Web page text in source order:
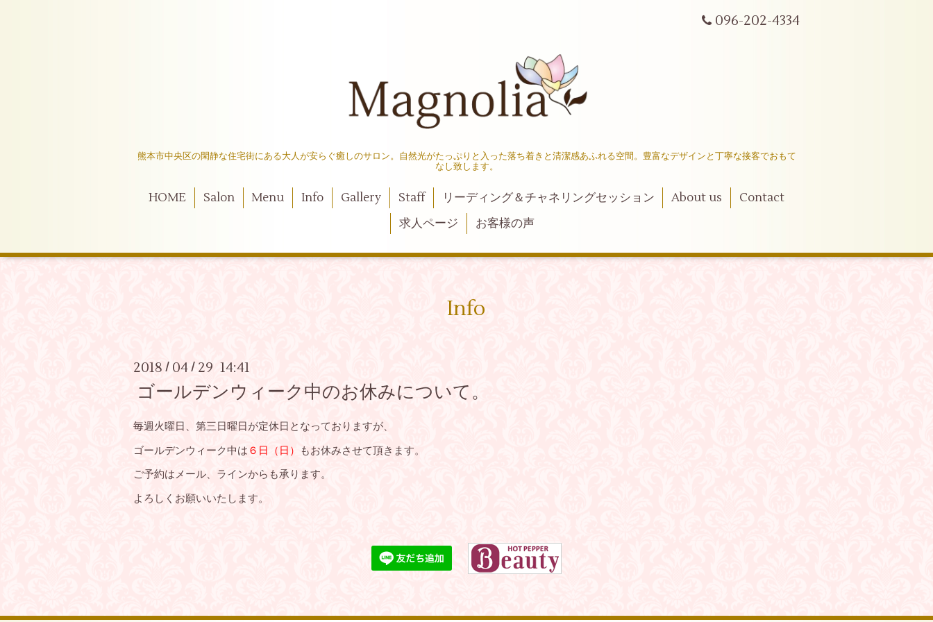
096-202-4334
熊本市中央区の閑静な住宅街にある大人が安らぐ癒しのサロン。自然光がたっぷりと入った落ち着きと清潔感あふれる空間。豊富なデザインと丁寧な接客でおもて
なし致します。
HOME Salon Menu Info Gallery Staff リーディング＆チャネリングセッション About us
Contact
求人ページ
お客様の声
Info
2018 / 04 / 29 14:41
ゴールデンウィーク中のお休みについて。
毎週火曜日、第三日曜日が定休日となっておりますが、
ゴールデンウィーク中は ６日（日） もお休みさせて頂きます。
ご予約はメール、ラインからも承ります。
よろしくお願いいたします。